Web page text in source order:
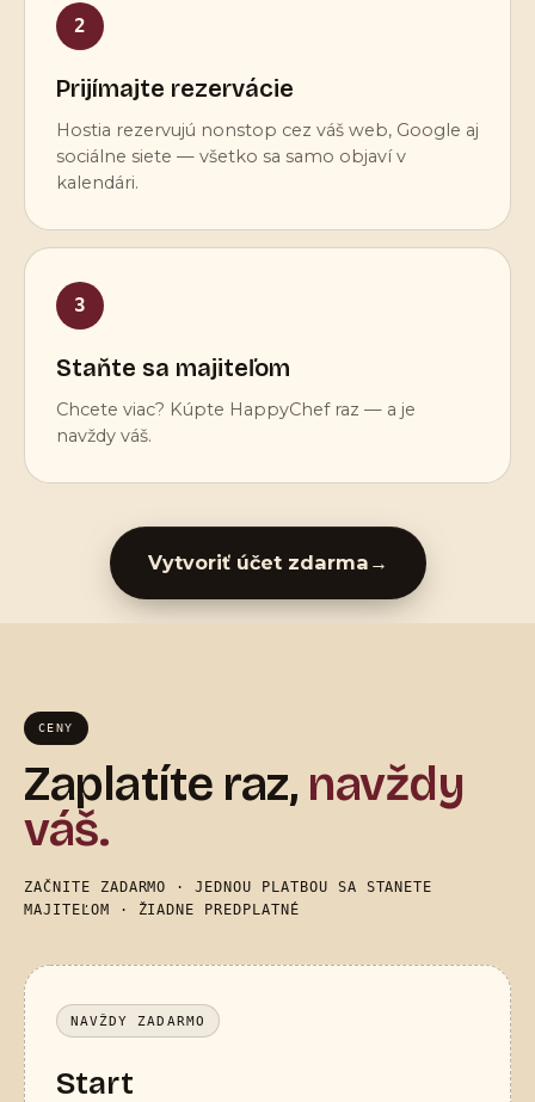
2
Prijímajte rezervácie
Hostia rezervujú nonstop cez váš web, Google aj
sociálne siete — všetko sa samo objaví v
kalendári.
3
Staňte sa majiteľom
Chcete viac? Kúpte HappyChef raz — a je
navždy váš.
Vytvoriť účet zdarma →
CENY
Zaplatíte raz, navždy
váš.
ZAČNITE ZADARMO · JEDNOU PLATBOU SA STANETE
MAJITEĽOM · ŽIADNE PREDPLATNÉ
NAVŽDY ZADARMO
Start